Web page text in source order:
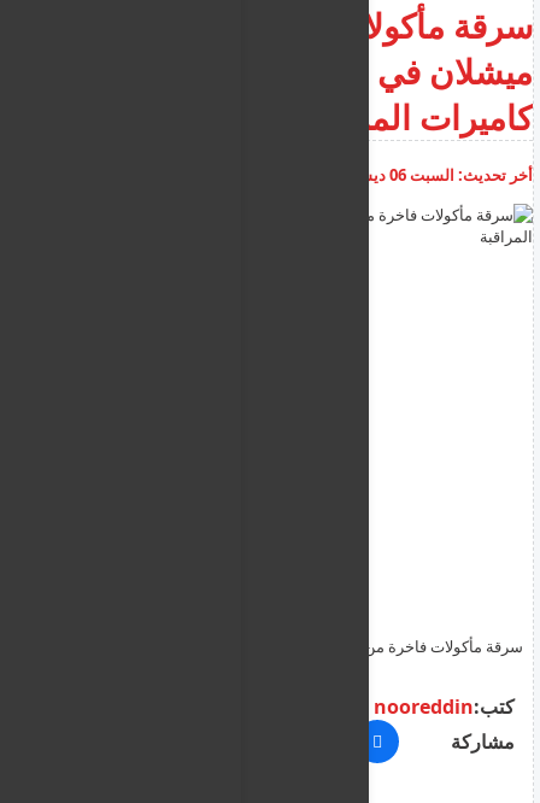
سرقة مأكولات فاخرة من مطاعم
ميشلان في لندن - رصدتها
كاميرات المراقبة
أخر تحديث: السبت 06 ديسمبر 2025
سرقة مأكولات فاخرة من مطاعم ميشلان في لندن - رصدتها كاميرات
كتب:nooreddin
مشاركة